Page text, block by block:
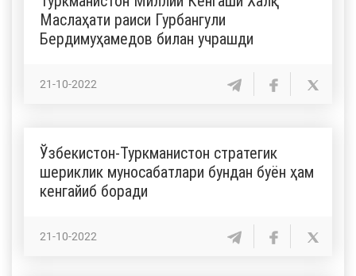
Маслаҳати раиси Гурбангули
Бердимуҳамедов билан учрашди
21-10-2022
Ўзбекистон-Туркманистон стратегик
шериклик муносабатлари бундан буён ҳам
кенгайиб боради
21-10-2022